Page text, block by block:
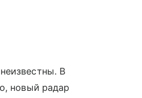
В
новый радар